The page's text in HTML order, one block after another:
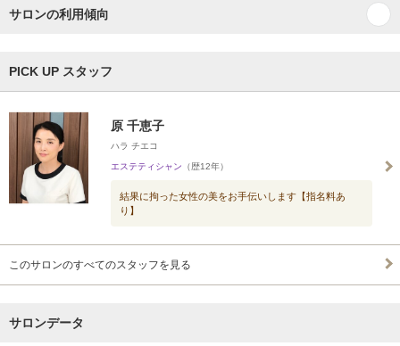
サロンの利用傾向
PICK UP スタッフ
原 千恵子
ハラ チエコ
エステティシャン （歴12年）
結果に拘った女性の美をお手伝いします【指名料あ
り】
このサロンのすべてのスタッフを見る
サロンデータ